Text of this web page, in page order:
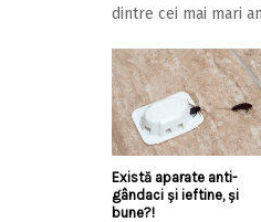
dintre cei mai mari
Există aparate anti-
gândaci și ieftine, și
bune?!